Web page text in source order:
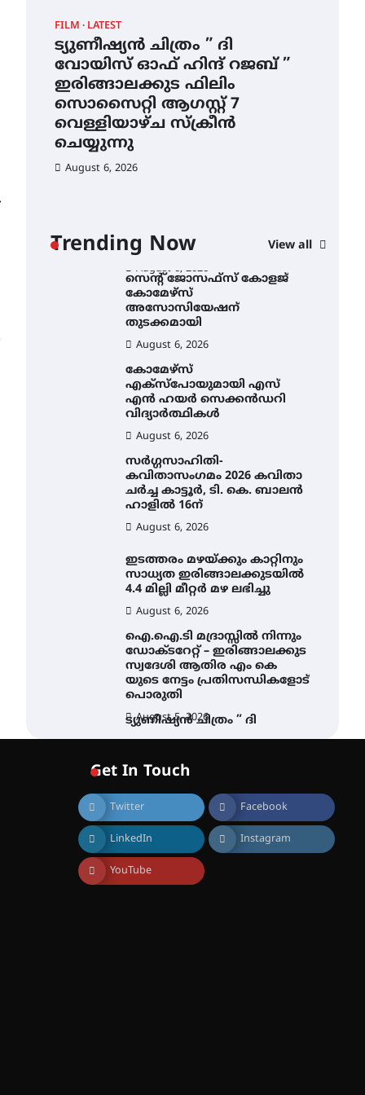
FILM LATEST
ട്യുണീഷ്യൻ ചിത്രം ” ദി
വോയിസ് ഓഫ് ഹിന്ദ് റജബ് ”
ഇരിങ്ങാലക്കുട ഫിലിം
സൊസൈറ്റി ആഗസ്റ്റ് 7
വെള്ളിയാഴ്ച സ്‌ക്രീൻ
ചെയ്യുന്നു
August 6, 2026
Trending Now View all
4.4 മില്ലി മീറ്റർ മഴ ലഭിച്ചു
August 6, 2026
ഐ.ഐ.ടി മദ്രാസ്സിൽ നിന്നും
ഡോക്ടറേറ്റ് – ഇരിങ്ങാലക്കുട
സ്വദേശി ആതിര എം കെ
യുടെ നേട്ടം പ്രതിസന്ധികളോട്
പൊരുതി
August 5, 2026
ട്യുണീഷ്യൻ ചിത്രം ” ദി
ചെയ്യുന്നു
August 6, 2026
സെന്റ് ജോസഫ്സ് കോളജ്
കോമേഴ്‌സ്
അസോസിയേഷന്
തുടക്കമായി
August 6, 2026
കോമേഴ്സ്
എക്സ്പോയുമായി എസ്
എൻ ഹയർ സെക്കൻഡറി
വിദ്യാർത്ഥികൾ
August 6, 2026
സർഗ്ഗസാഹിതി-
കവിതാസംഗമം 2026 കവിതാ
ചർച്ച കാട്ടൂർ, ടി. കെ. ബാലൻ
ഹാളിൽ 16ന്
August 6, 2026
ഇടത്തരം മഴയ്ക്കും കാറ്റിനും
സാധ്യത ഇരിങ്ങാലക്കുടയിൽ
4.4 മില്ലി മീറ്റർ മഴ ലഭിച്ചു
August 6, 2026
ഐ.ഐ.ടി മദ്രാസ്സിൽ നിന്നും
ഡോക്ടറേറ്റ് – ഇരിങ്ങാലക്കുട
സ്വദേശി ആതിര എം കെ
യുടെ നേട്ടം പ്രതിസന്ധികളോട്
പൊരുതി
August 5, 2026
ട്യുണീഷ്യൻ ചിത്രം ” ദി
സൊസൈറ്റി ആഗസ്റ്റ് 7
വെള്ളിയാഴ്ച സ്‌ക്രീൻ
ചെയ്യുന്നു
August 6, 2026
സെന്റ് ജോസഫ്സ് കോളജ്
കോമേഴ്‌സ്
അസോസിയേഷന്
തുടക്കമായി
Get In Touch
Twitter Facebook
LinkedIn Instagram
YouTube